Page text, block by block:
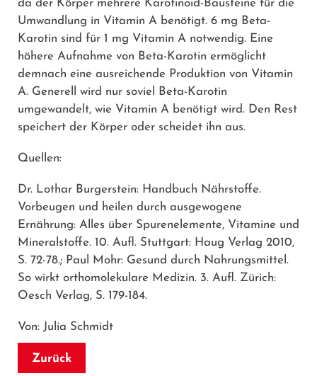
da der Körper mehrere Karotinoid-Bausteine für die
Umwandlung in Vitamin A benötigt. 6 mg Beta-
Karotin sind für 1 mg Vitamin A notwendig. Eine
höhere Aufnahme von Beta-Karotin ermöglicht
demnach eine ausreichende Produktion von Vitamin
A. Generell wird nur soviel Beta-Karotin
umgewandelt, wie Vitamin A benötigt wird. Den Rest
speichert der Körper oder scheidet ihn aus.
Quellen:
Dr. Lothar Burgerstein: Handbuch Nährstoffe.
Vorbeugen und heilen durch ausgewogene
Ernährung: Alles über Spurenelemente, Vitamine und
Mineralstoffe. 10. Aufl. Stuttgart: Haug Verlag 2010,
S. 72-78.; Paul Mohr: Gesund durch Nahrungsmittel.
So wirkt orthomolekulare Medizin. 3. Aufl. Zürich:
Oesch Verlag, S. 179-184.
Von: Julia Schmidt
Zurück